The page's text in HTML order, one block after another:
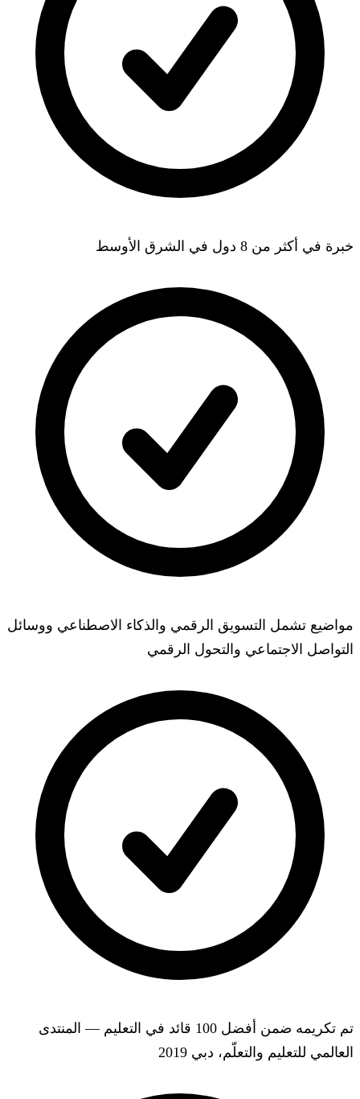
خبرة في أكثر من 8 دول في الشرق الأوسط
مواضيع تشمل التسويق الرقمي والذكاء الاصطناعي ووسائل
التواصل الاجتماعي والتحول الرقمي
تم تكريمه ضمن أفضل 100 قائد في التعليم — المنتدى
العالمي للتعليم والتعلّم، دبي 2019